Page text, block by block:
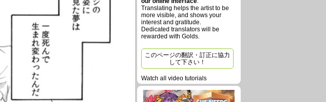
Translating helps the artist to be
more visible, and shows your
interest and gratitude.
Dedicated translators will be
rewarded with Golds.
このページの翻訳・訂正に協力
して下さい！
Watch all video tutorials